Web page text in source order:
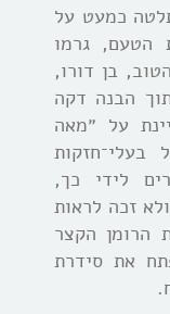
כמעט על
הטעם, גרמו
בן דורו,
הבנה דקה
על ״מאה
בעלי־חזקות
לידי כך,
זכה לראות
הרומן הקצר
את סידרת